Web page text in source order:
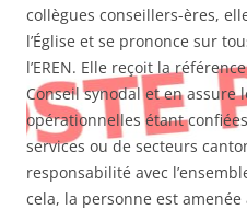
collègues conseillers-ères,
l’Église et se prononce sur
l’EREN. Elle reçoit la
Conseil synodal et en assure
opérationnelles étant
services ou de secteurs
responsabilité avec
cela, la personne est amenée